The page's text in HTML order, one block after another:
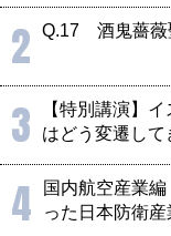
2 Q.17 酒鬼薔薇
3
【特別講演】
はどう変遷して
4
国内航空産業
った日本防衛